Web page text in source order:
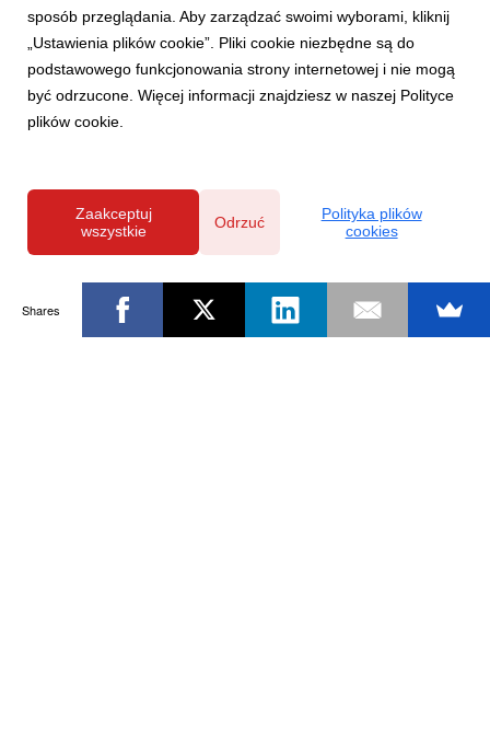
Powered by
sposób przeglądania. Aby zarządzać swoimi wyborami, kliknij
„Ustawienia plików cookie”. Pliki cookie niezbędne są do
podstawowego funkcjonowania strony internetowej i nie mogą
być odrzucone. Więcej informacji znajdziesz w naszej Polityce
plików cookie.
Zaakceptuj
wszystkie
Odrzuć
Polityka plików
cookies
Shares